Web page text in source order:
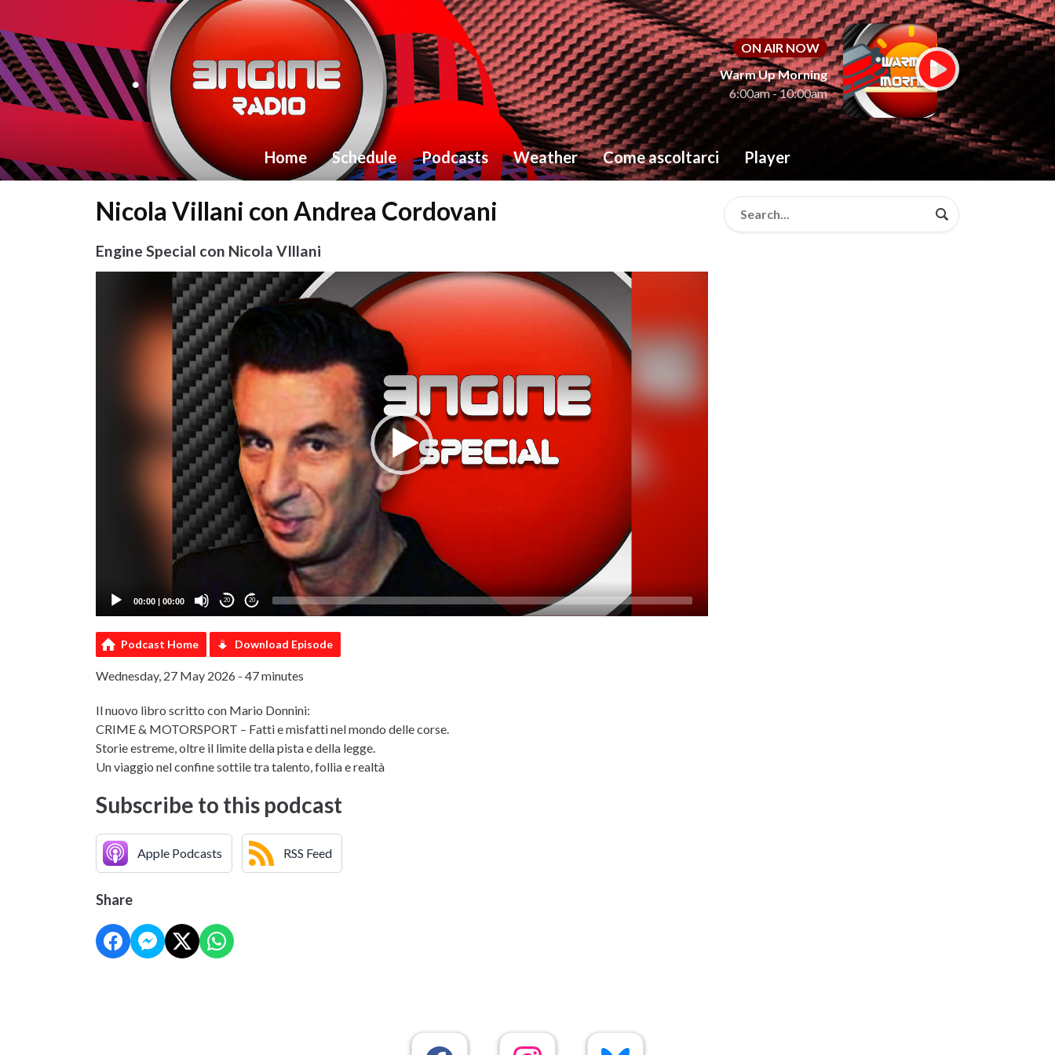
ON AIR NOW
Warm Up Morning
6:00am - 10:00am
Home Schedule Podcasts Weather Come ascoltarci Player
Nicola Villani con Andrea Cordovani
Engine Special con Nicola VIllani
00:00 | 00:00 20 20
Podcast Home Download Episode
Wednesday, 27 May 2026 - 47 minutes
Il nuovo libro scritto con Mario Donnini:
CRIME & MOTORSPORT – Fatti e misfatti nel mondo delle corse.
Storie estreme, oltre il limite della pista e della legge.
Un viaggio nel confine sottile tra talento, follia e realtà
Subscribe to this podcast
Apple Podcasts RSS Feed
Share